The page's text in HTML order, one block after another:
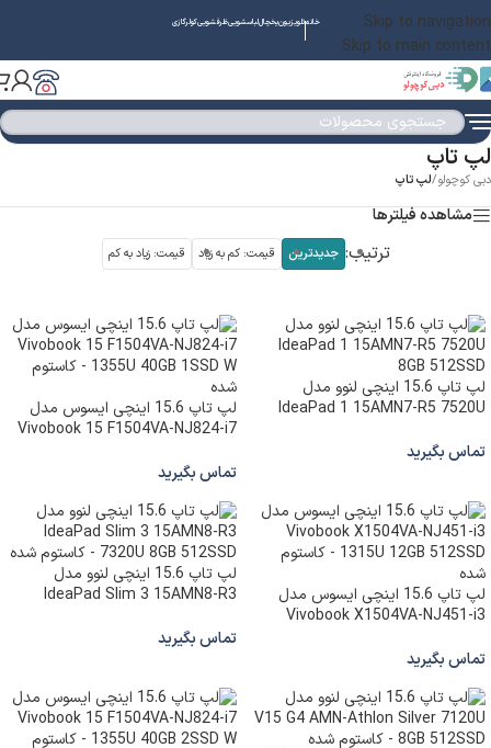
Skip to navigation
Skip to main content
خانهتلویزیونیخچاللباسشوییظرفشوییکولرگازی
لپ تاپ
دبی کوچولو/لپ تاپ
مشاهده فیلترها
ترتیب: جدیدترین قیمت: کم به زیاد قیمت: زیاد به کم
لپ تاپ 15.6 اینچی لنوو مدل
IdeaPad 1 15AMN7-R5 7520U
تماس بگیرید
لپ تاپ 15.6 اینچی ایسوس مدل
Vivobook 15 F1504VA-NJ824-i7
شده
تماس بگیرید
لپ تاپ 15.6 اینچی ایسوس مدل
Vivobook X1504VA-NJ451-i3
شده
تماس بگیرید
لپ تاپ 15.6 اینچی لنوو مدل
IdeaPad Slim 3 15AMN8-R3
تماس بگیرید